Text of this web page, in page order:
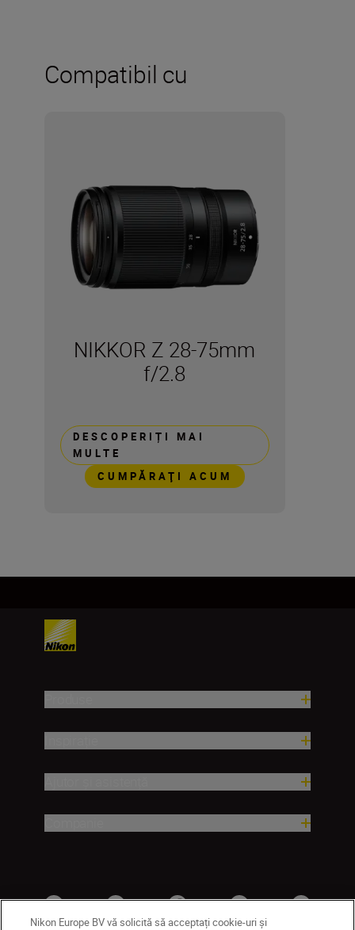
Compatibil cu
NIKKOR Z 28-75mm
f/2.8
DESCOPERIȚI MAI
MULTE
CUMPĂRAŢI ACUM
Nikon Europe BV vă solicită să acceptați cookie-uri și